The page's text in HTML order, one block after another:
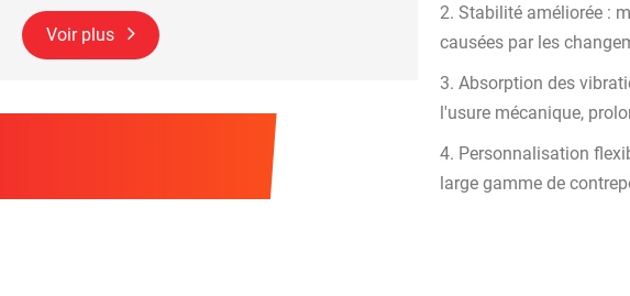
Voir plus
2. Stabilité améliorée :
causées par les
3. Absorption des
l'usure mécanique,
4. Personnalisation
large gamme de